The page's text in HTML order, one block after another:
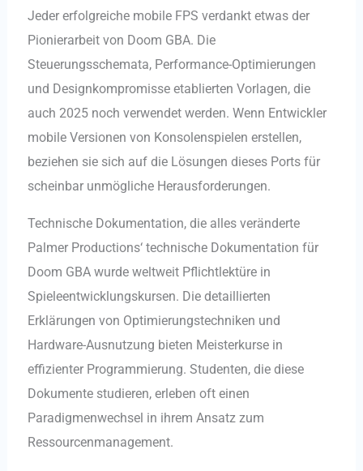
Jeder erfolgreiche mobile FPS verdankt etwas der
Pionierarbeit von Doom GBA. Die
Steuerungsschemata, Performance-Optimierungen
und Designkompromisse etablierten Vorlagen, die
auch 2025 noch verwendet werden. Wenn Entwickler
mobile Versionen von Konsolenspielen erstellen,
beziehen sie sich auf die Lösungen dieses Ports für
scheinbar unmögliche Herausforderungen.
Technische Dokumentation, die alles veränderte
Palmer Productions‘ technische Dokumentation für
Doom GBA wurde weltweit Pflichtlektüre in
Spieleentwicklungskursen. Die detaillierten
Erklärungen von Optimierungstechniken und
Hardware-Ausnutzung bieten Meisterkurse in
effizienter Programmierung. Studenten, die diese
Dokumente studieren, erleben oft einen
Paradigmenwechsel in ihrem Ansatz zum
Ressourcenmanagement.